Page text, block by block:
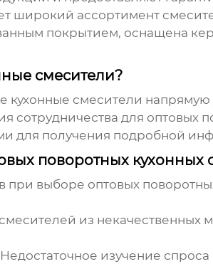
широкий ассортимент
покрытием, оснащена
смесители?
кухонные смесители напрямую
сотрудничества для оптовых
для получения подробной
поворотных кухонных
при выборе оптовых
из некачественных
Недостаточное изучение